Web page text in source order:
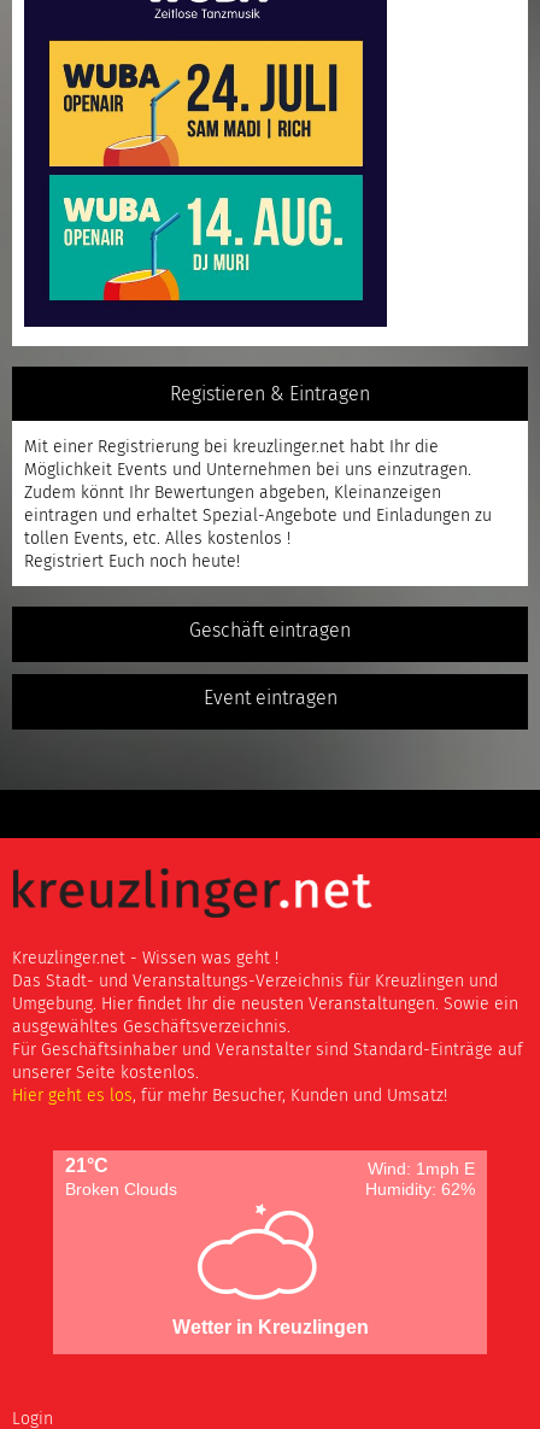
Registieren & Eintragen
Mit einer Registrierung bei kreuzlinger.net habt Ihr die
Möglichkeit Events und Unternehmen bei uns einzutragen.
Zudem könnt Ihr Bewertungen abgeben, Kleinanzeigen
eintragen und erhaltet Spezial-Angebote und Einladungen zu
tollen Events, etc. Alles kostenlos !
Registriert Euch noch heute!
Geschäft eintragen
Event eintragen
Kreuzlinger.net - Wissen was geht !
Das Stadt- und Veranstaltungs-Verzeichnis für Kreuzlingen und
Umgebung. Hier findet Ihr die neusten Veranstaltungen. Sowie ein
ausgewähltes Geschäftsverzeichnis.
Für Geschäftsinhaber und Veranstalter sind Standard-Einträge auf
unserer Seite kostenlos.
Hier geht es los, für mehr Besucher, Kunden und Umsatz!
21°C
Wind: 1mph E
Broken Clouds
Humidity: 62%
Wetter in Kreuzlingen
Login